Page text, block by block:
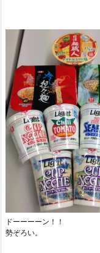
ドーーーーン！！
勢ぞろい。